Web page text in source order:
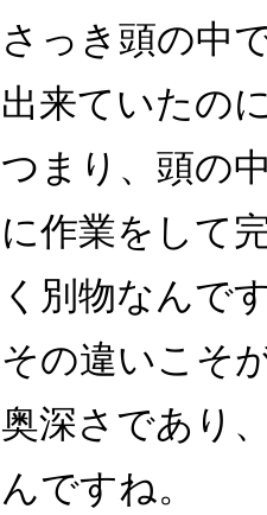
さっき頭の中
出来ていたの
つまり、頭の
に作業をして
く別物なんです
その違いこそ
奥深さであり
んですね。